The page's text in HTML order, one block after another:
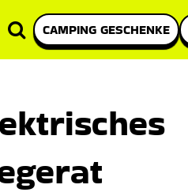
CAMPING GESCHENKE